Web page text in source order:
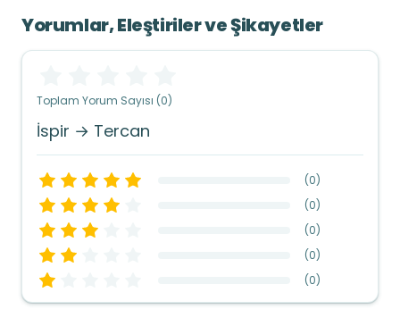
Yorumlar, Eleştiriler ve Şikayetler
Toplam Yorum Sayısı (0)
İspir → Tercan
(0)
(0)
(0)
(0)
(0)